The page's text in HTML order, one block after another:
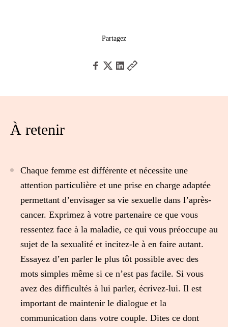
Partagez
À retenir
Chaque femme est différente et nécessite une
attention particulière et une prise en charge adaptée
permettant d’envisager sa vie sexuelle dans l’après-
cancer. Exprimez à votre partenaire ce que vous
ressentez face à la maladie, ce qui vous préoccupe au
sujet de la sexualité et incitez-le à en faire autant.
Essayez d’en parler le plus tôt possible avec des
mots simples même si ce n’est pas facile. Si vous
avez des difficultés à lui parler, écrivez-lui. Il est
important de maintenir le dialogue et la
communication dans votre couple. Dites ce dont